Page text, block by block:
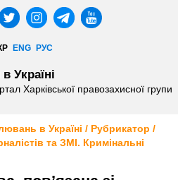
ENG РУС
Україні
Харківської правозахисної групи
в Україні / Рубрикатор /
та ЗМІ. Кримінальні